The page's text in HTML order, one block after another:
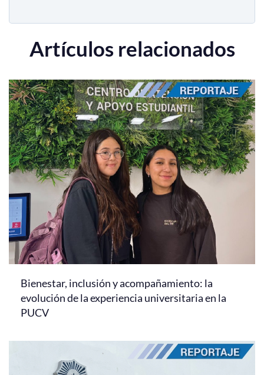
Artículos relacionados
Bienestar, inclusión y acompañamiento: la
evolución de la experiencia universitaria en la
PUCV